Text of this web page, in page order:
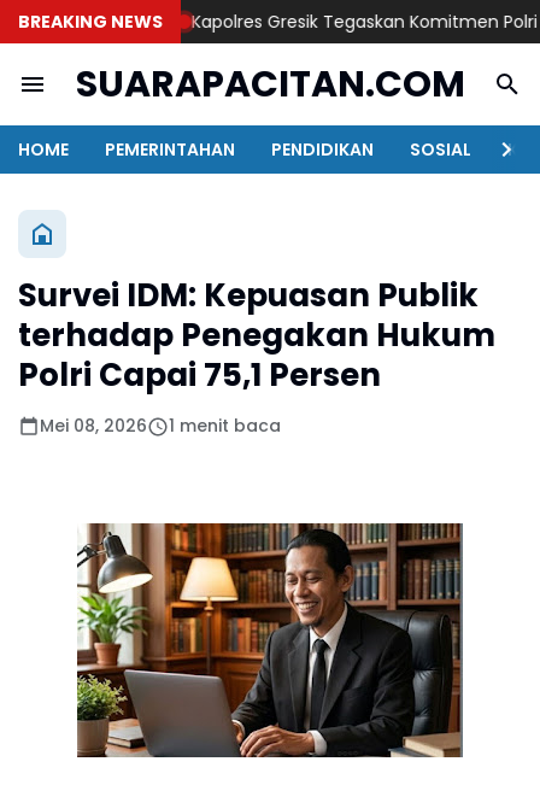
BREAKING NEWSKapolres Gresik Tegaskan Komitmen Polri
SUARAPACITAN.COM
HOME PEMERINTAHAN PENDIDIKAN SOSIAL
Survei IDM: Kepuasan Publik
terhadap Penegakan Hukum
Polri Capai 75,1 Persen
Mei 08, 2026 1 menit baca